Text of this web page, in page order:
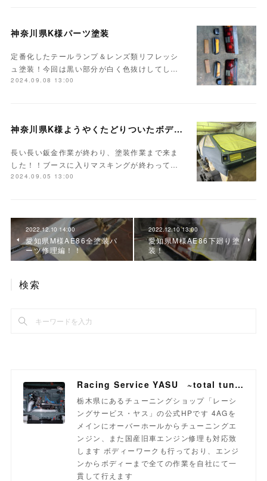
神奈川県K様パーツ塗装
定番化したテールランプ＆レンズ類リフレッシ
ュ塗装！今回は黒い部分が白く色抜けしてし…
2024.09.08 13:00
神奈川県K様ようやくたどりついたボディ塗装
長い長い鈑金作業が終わり、塗装作業まで来ま
した！！ブースに入りマスキングが終わって…
2024.09.05 13:00
2022.12.10 14:00
愛知県M様AE86全塗装パ
ーツ修理編！！
2022.12.10 13:00
愛知県M様AE86下廻り塗
装！
検索
Racing Service YASU ~total tuning proshop~
栃木県にあるチューニングショップ「レーシ
ングサービス・ヤス」の公式HPです 4AGを
メインにオーバーホールからチューニングエ
ンジン、また国産旧車エンジン修理も対応致
します ボディーワークも行っており、エンジ
ンからボディーまで全ての作業を自社にて一
貫して行えます